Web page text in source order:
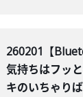
260201【
気持ちはフッ
キのいちゃり